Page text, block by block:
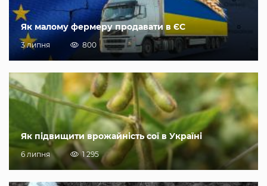
Як малому фермеру продавати в ЄС
3 липня 800
Як підвищити врожайність сої в Україні
6 липня 1 295